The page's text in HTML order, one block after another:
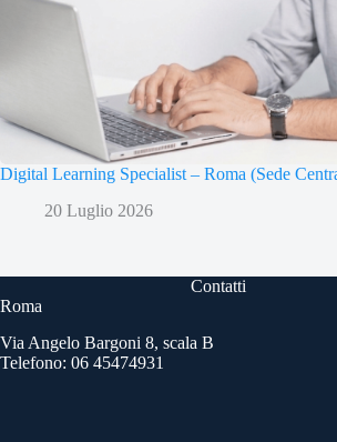
Digital Learning Specialist – Roma (Sede
20 Luglio 2026
Contatti
Roma
Via Angelo Bargoni 8, scala B
Telefono: 06 45474931